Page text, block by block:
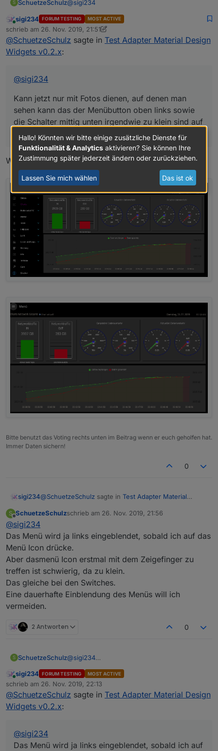
S SchuetzeSchulz@sigi234
Kann jetzt nur mit Fotos dienen, auf denen
man sehen kann das der Menübutton oben
links sowie die Schalter mittig unten irgendwie
Online
sigi234 FORUM TESTING MOST ACTIVE
schrieb am 26. Nov. 2019, 21:51
zuletzt editiert von sigi234
@SchuetzeSchulz sagte in Test Adapter Material Design
Widgets v0.2.x:
@sigi234
Kann jetzt nur mit Fotos dienen, auf denen man
sehen kann das der Menübutton oben links sowie
die Schalter mittig unten irgendwie zu klein sind auf
dem Samsung Galaxy Tab A.
Warum lässt du das Menü nicht links einblenden.
Bitte benutzt das Voting rechts unten im Beitrag wenn er euch geholfen hat.
Immer Daten sichern!
0
sigi234@SchuetzeSchulz sagte in Test Adapter Material
Kann jetzt nur mit Fotos dienen, auf denen man
sehen kann das der Menübutton oben links
sowie die Schalter mittig unten irgendwie zu klein
sind auf dem Samsung Galaxy Tab A.
Warum lässt du das Menü nicht links einblenden.
S
Offline
SchuetzeSchulzschrieb am 26. Nov. 2019, 21:56
zuletzt editiert von
@sigi234
Das Menü wird ja links eingeblendet, sobald ich auf das
Menü Icon drücke.
Aber dasmenü Icon erstmal mit dem Zeigefinger zu
treffen ist schwierig, da zu klein.
Das gleiche bei den Switches.
Eine dauerhafte Einblendung des Menüs will ich
vermeiden.
2 Antworten 0
S SchuetzeSchulz@sigi234
ich auf das Menü Icon drücke.
Aber dasmenü Icon erstmal mit dem
Zeigefinger zu treffen ist schwierig, da zu
Online
sigi234 FORUM TESTING MOST ACTIVE
schrieb am 26. Nov. 2019, 22:13
zuletzt editiert von
@SchuetzeSchulz sagte in Test Adapter Material Design
Widgets v0.2.x:
@sigi234
Das Menü wird ja links eingeblendet, sobald ich auf
Hallo! Könnten wir bitte einige zusätzliche Dienste für
Funktionalität & Analytics aktivieren? Sie können Ihre
Zustimmung später jederzeit ändern oder zurückziehen.
Lassen Sie mich wählen Das ist ok